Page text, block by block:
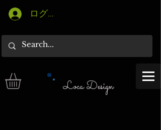
ログイン
Loca Design